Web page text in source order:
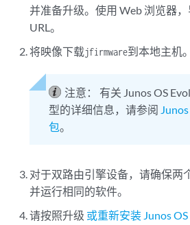
并准备升级。使用 Web 浏览器，
URL。
将映像下载jfirmware到本地主机。
注意：
有关 Junos OS
型的详细信息，请参阅
包。
对于双路由引擎设备，请确保两
并运行相同的软件。
请按照升级 或重新安装 Junos